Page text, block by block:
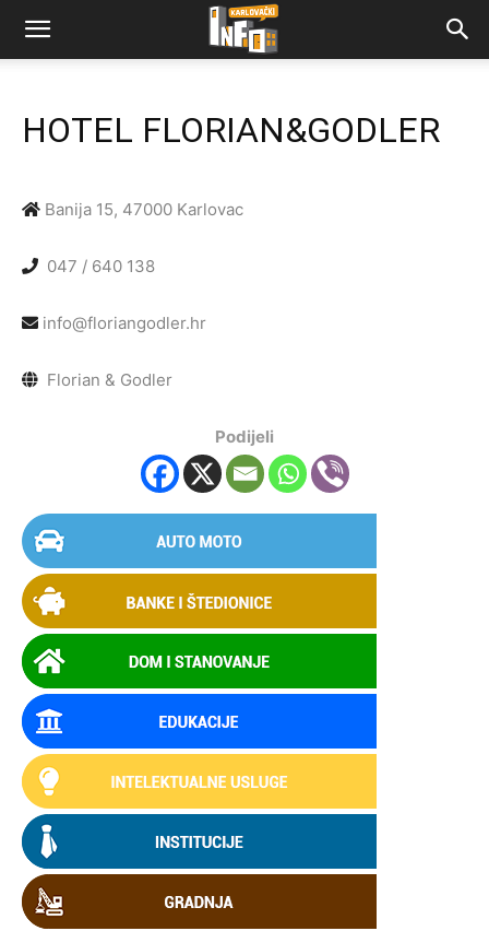
HOTEL FLORIAN&GODLER
Banija 15, 47000 Karlovac
047 / 640 138
info@floriangodler.hr
Florian & Godler
Podijeli